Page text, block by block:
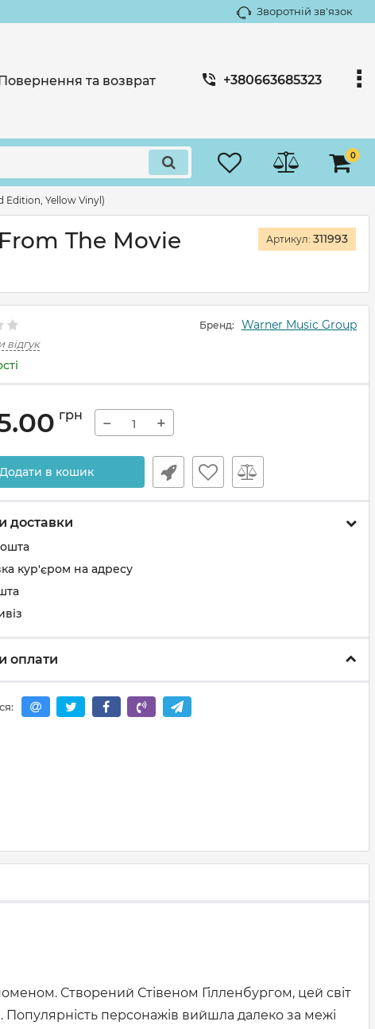
Зворотній зв'язок
та возврат +380663685323
0
Edition, Yellow Vinyl)
The Movie
Артикул: 311993
Бренд: Warner Music Group
відгук
грн − +
Додати в кошик
доставки
кур'єром на адресу
оплати
Створений Стівеном Гілленбургом, цей світ
Популярність персонажів вийшла далеко за межі